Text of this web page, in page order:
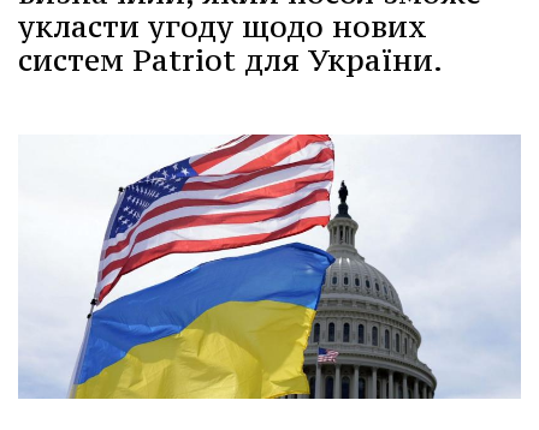
укласти угоду щодо нових
систем Patriot для України.